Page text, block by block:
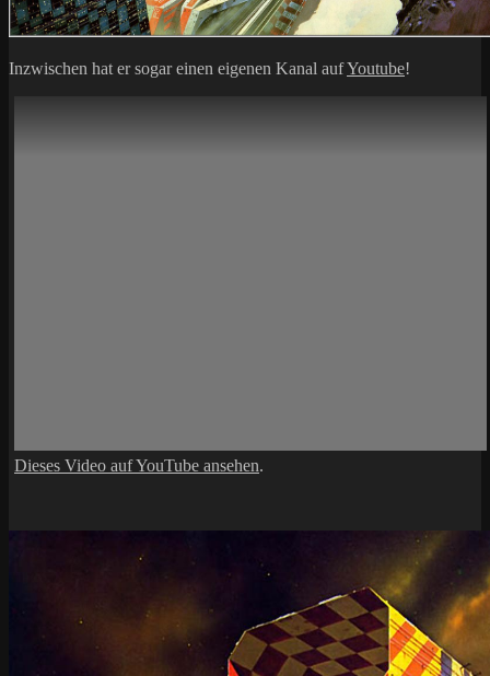
Inzwischen hat er sogar einen eigenen Kanal aufYoutube!
Dieses Video auf YouTube ansehen.